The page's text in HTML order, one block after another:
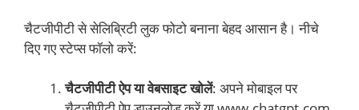
चैटजीपीटी से सेलिब्रिटी लुक फोटो बनाना बेहद आसान है। नीचे
दिए गए स्टेप्स फॉलो करें:
चैटजीपीटी ऐप या वेबसाइट खोलें: अपने मोबाइल पर